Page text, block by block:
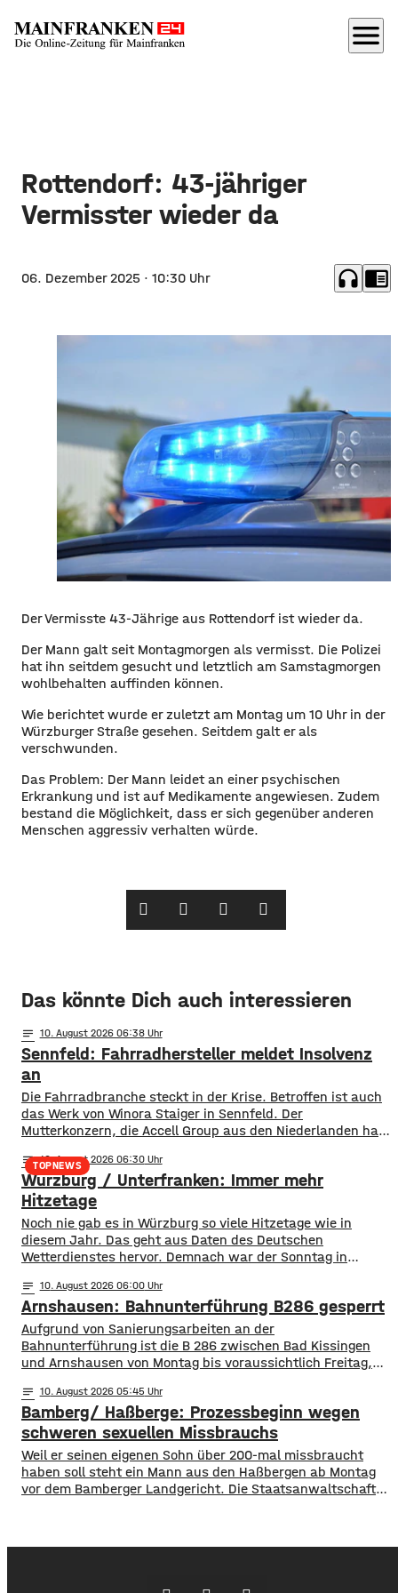
menu
Rottendorf: 43-jähriger
Vermisster wieder da
06. Dezember 2025 · 10:30 Uhr headphones chrome_reader_mode
Der Vermisste 43-Jährige aus Rottendorf ist wieder da.
Der Mann galt seit Montagmorgen als vermisst. Die Polizei
hat ihn seitdem gesucht und letztlich am Samstagmorgen
wohlbehalten auffinden können.
Wie berichtet wurde er zuletzt am Montag um 10 Uhr in der
Würzburger Straße gesehen. Seitdem galt er als
verschwunden.
Das Problem: Der Mann leidet an einer psychischen
Erkrankung und ist auf Medikamente angewiesen. Zudem
bestand die Möglichkeit, dass er sich gegenüber anderen
Menschen aggressiv verhalten würde.
Das könnte Dich auch interessieren
notes 10. August 2026 06:38
Sennfeld: Fahrradhersteller meldet Insolvenz
an
Die Fahrradbranche steckt in der Krise. Betroffen ist auch
das Werk von Winora Staiger in Sennfeld. Der
Mutterkonzern, die Accell Group aus den Niederlanden hat
und Ghost-Bikes in Waldsassen in der Oberpfalz
beantragt. Das Insolvenzverfahren soll in
Eigenverantwortung durchgeführt werden. Damit sind
nicht nur bekannte Fahrradmarken in
TOPNEWS
notes 10. August 2026 06:30
Würzburg / Unterfranken: Immer mehr
Hitzetage
Noch nie gab es in Würzburg so viele Hitzetage wie in
diesem Jahr. Das geht aus Daten des Deutschen
Wetterdienstes hervor. Demnach war der Sonntag in
von über 30 Grad. Damit ist der bisherige Rekord von 36
Hitzetagen aus dem Jahr 2018 bereits deutlich übertroffen.
notes 10. August 2026 06:00
Arnshausen: Bahnunterführung B286 gesperrt
Aufgrund von Sanierungsarbeiten an der
Bahnunterführung ist die B 286 zwischen Bad Kissingen
und Arnshausen von Montag bis voraussichtlich Freitag,
Umleitung ist ausgeschildert. Deshalb wird das LKW-
Durchfahrtsverbot ab 7,5 t in der Kissinger Straße für die
Dauer der Bauarbeiten aufgehoben. 10Tagsüber sind
sowohl die
notes 10. August 2026 05:45
Bamberg/ Haßberge: Prozessbeginn wegen
schweren sexuellen Missbrauchs
Weil er seinen eigenen Sohn über 200-mal missbraucht
haben soll steht ein Mann aus den Haßbergen ab Montag
vor dem Bamberger Landgericht. Die Staatsanwaltschaft